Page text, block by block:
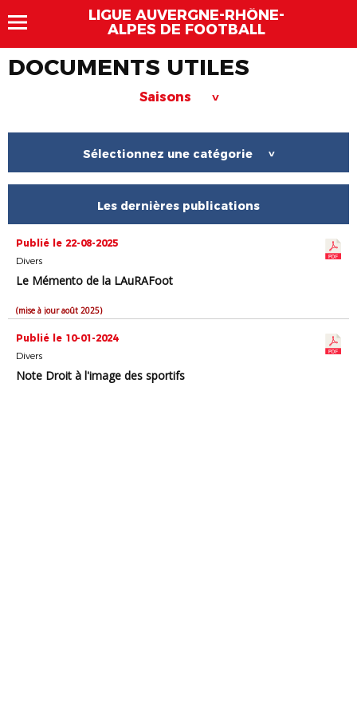
LIGUE AUVERGNE-RHÔNE-
ALPES DE FOOTBALL
DOCUMENTS UTILES
Saisons >
Sélectionnez une catégorie >
Les dernières publications
Publié le 22-08-2025
Divers
Le Mémento de la LAuRAFoot
(mise à jour août 2025)
Publié le 10-01-2024
Divers
Note Droit à l'image des sportifs